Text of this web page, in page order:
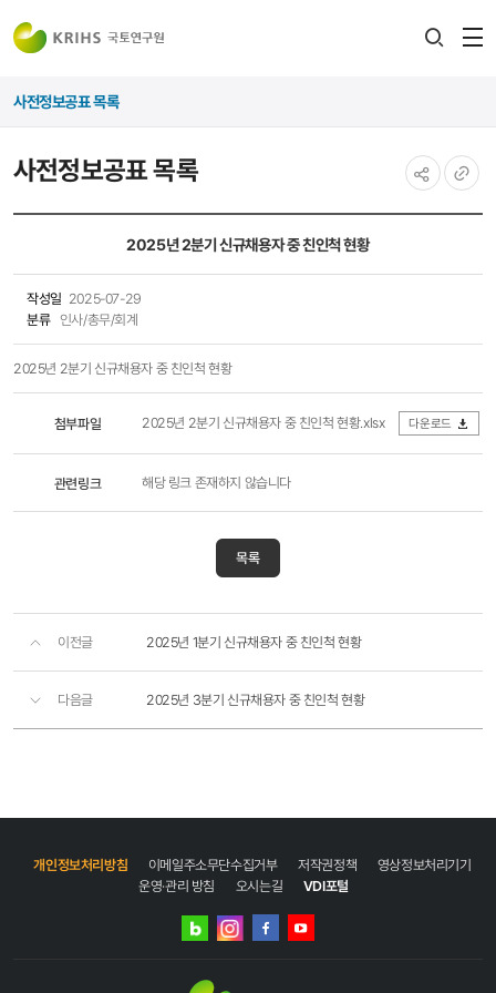
사전정보공표 목록
사전정보공표 목록
2025년 2분기 신규채용자 중 친인척 현황
작성일 2025-07-29
분류 인사/총무/회계
2025년 2분기 신규채용자 중 친인척 현황
첨부파일 2025년 2분기 신규채용자 중 친인척 현황.xlsx 다운로드
관련링크 해당 링크 존재하지 않습니다
목록
이전글 2025년 1분기 신규채용자 중 친인척 현황
다음글 2025년 3분기 신규채용자 중 친인척 현황
개인정보처리방침 이메일주소무단수집거부 저작권정책
영상정보처리기기
운영·관리 방침
오시는길 VDI포털
네이버
인스타그램